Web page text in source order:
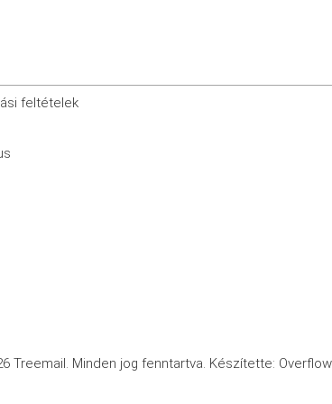
feltételek
Treemail. Minden jog fenntartva. Készítette: